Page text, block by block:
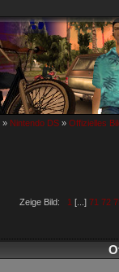
» Nintendo DS » Offizielles
Zeige Bild: 1 [...] 71 72